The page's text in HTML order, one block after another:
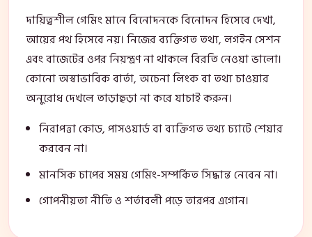
দায়িত্বশীল গেমিং মানে বিনোদনকে বিনোদন হিসেবে দেখা,
আয়ের পথ হিসেবে নয়। নিজের ব্যক্তিগত তথ্য, লগইন সেশন
এবং বাজেটের ওপর নিয়ন্ত্রণ না থাকলে বিরতি নেওয়া ভালো।
কোনো অস্বাভাবিক বার্তা, অচেনা লিংক বা তথ্য চাওয়ার
অনুরোধ দেখলে তাড়াহুড়া না করে যাচাই করুন।
নিরাপত্তা কোড, পাসওয়ার্ড বা ব্যক্তিগত তথ্য চ্যাটে শেয়ার
করবেন না।
মানসিক চাপের সময় গেমিং-সম্পর্কিত সিদ্ধান্ত নেবেন না।
গোপনীয়তা নীতি ও শর্তাবলী পড়ে তারপর এগোন।